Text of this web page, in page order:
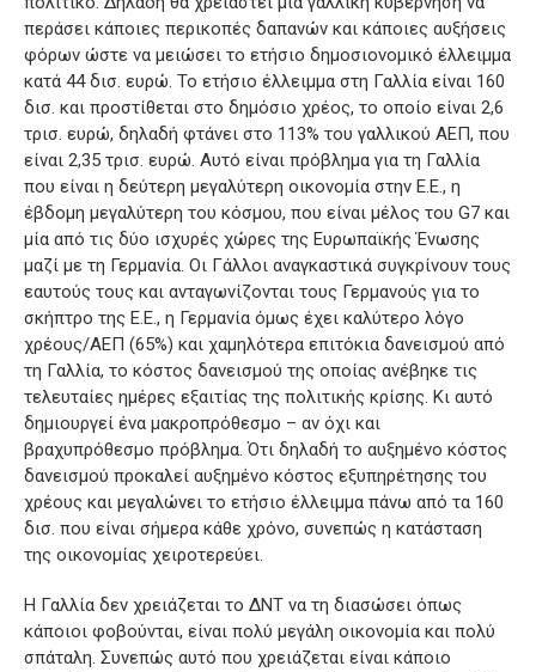
περάσει κάποιες περικοπές δαπανών και κάποιες αυξήσεις
φόρων ώστε να μειώσει το ετήσιο δημοσιονομικό έλλειμμα
κατά 44 δισ. ευρώ. Το ετήσιο έλλειμμα στη Γαλλία είναι 160
δισ. και προστίθεται στο δημόσιο χρέος, το οποίο είναι 2,6
τρισ. ευρώ, δηλαδή φτάνει στο 113% του γαλλικού ΑΕΠ, που
είναι 2,35 τρισ. ευρώ. Αυτό είναι πρόβλημα για τη Γαλλία
που είναι η δεύτερη μεγαλύτερη οικονομία στην Ε.Ε., η
έβδομη μεγαλύτερη του κόσμου, που είναι μέλος του G7 και
μία από τις δύο ισχυρές χώρες της Ευρωπαϊκής Ένωσης
μαζί με τη Γερμανία. Οι Γάλλοι αναγκαστικά συγκρίνουν τους
εαυτούς τους και ανταγωνίζονται τους Γερμανούς για το
σκήπτρο της Ε.Ε., η Γερμανία όμως έχει καλύτερο λόγο
χρέους/ΑΕΠ (65%) και χαμηλότερα επιτόκια δανεισμού από
τη Γαλλία, το κόστος δανεισμού της οποίας ανέβηκε τις
τελευταίες ημέρες εξαιτίας της πολιτικής κρίσης. Κι αυτό
δημιουργεί ένα μακροπρόθεσμο – αν όχι και
βραχυπρόθεσμο πρόβλημα. Ότι δηλαδή το αυξημένο κόστος
δανεισμού προκαλεί αυξημένο κόστος εξυπηρέτησης του
χρέους και μεγαλώνει το ετήσιο έλλειμμα πάνω από τα 160
δισ. που είναι σήμερα κάθε χρόνο, συνεπώς η κατάσταση
της οικονομίας χειροτερεύει.
Η Γαλλία δεν χρειάζεται το ΔΝΤ να τη διασώσει όπως
κάποιοι φοβούνται, είναι πολύ μεγάλη οικονομία και πολύ
σπάταλη. Συνεπώς αυτό που χρειάζεται είναι κάποιο